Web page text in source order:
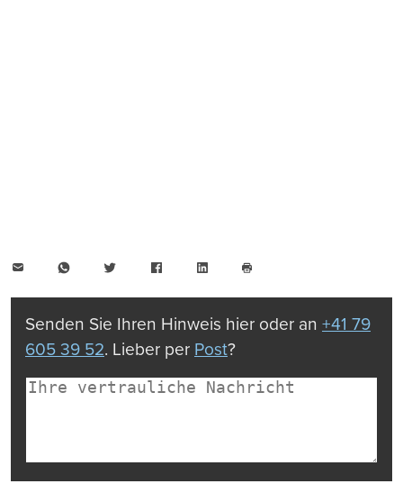
WhatsAppTwitter FacebookLinkedIn
drucken
Senden Sie Ihren Hinweis hier oder an +41 79
605 39 52. Lieber per Post?